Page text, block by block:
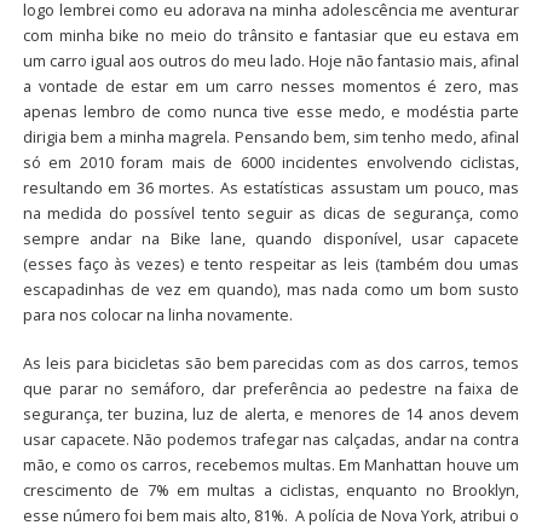
logo lembrei como eu adorava na minha adolescência me aventurar
com minha bike no meio do trânsito e fantasiar que eu estava em
um carro igual aos outros do meu lado. Hoje não fantasio mais, afinal
a vontade de estar em um carro nesses momentos é zero, mas
apenas lembro de como nunca tive esse medo, e modéstia parte
dirigia bem a minha magrela. Pensando bem, sim tenho medo, afinal
só em 2010 foram mais de 6000 incidentes envolvendo ciclistas,
resultando em 36 mortes. As estatísticas assustam um pouco, mas
na medida do possível tento seguir as dicas de segurança, como
sempre andar na Bike lane, quando disponível, usar capacete
(esses faço às vezes) e tento respeitar as leis (também dou umas
escapadinhas de vez em quando), mas nada como um bom susto
para nos colocar na linha novamente.
As leis para bicicletas são bem parecidas com as dos carros, temos
que parar no semáforo, dar preferência ao pedestre na faixa de
segurança, ter buzina, luz de alerta, e menores de 14 anos devem
usar capacete. Não podemos trafegar nas calçadas, andar na contra
mão, e como os carros, recebemos multas. Em Manhattan houve um
crescimento de 7% em multas a ciclistas, enquanto no Brooklyn,
esse número foi bem mais alto, 81%. A polícia de Nova York, atribui o